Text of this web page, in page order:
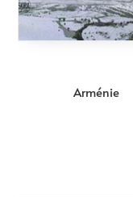
Arménie